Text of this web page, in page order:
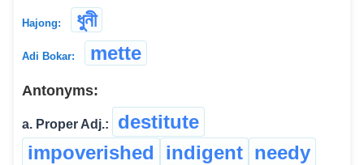
Hajong: ধুনী
Adi Bokar: mette
Antonyms:
a. Proper Adj.:
destitute
impoverished
indigent needy